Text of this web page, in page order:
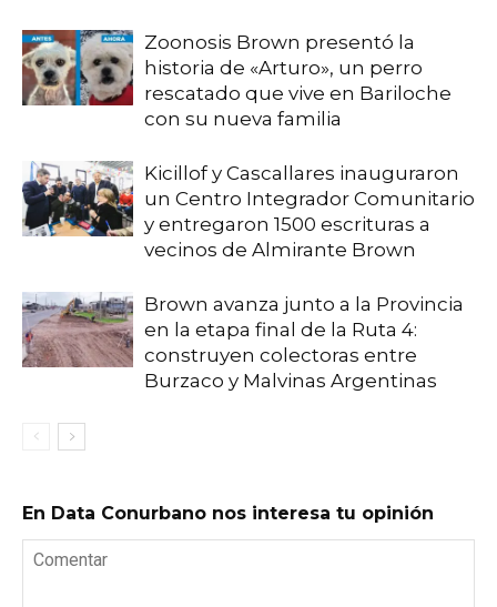
Zoonosis Brown presentó la
historia de «Arturo», un perro
rescatado que vive en Bariloche
con su nueva familia
Kicillof y Cascallares inauguraron
un Centro Integrador Comunitario
y entregaron 1500 escrituras a
vecinos de Almirante Brown
Brown avanza junto a la Provincia
en la etapa final de la Ruta 4:
construyen colectoras entre
Burzaco y Malvinas Argentinas
En Data Conurbano nos interesa tu opinión